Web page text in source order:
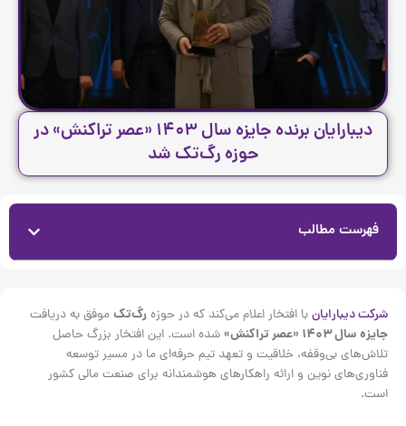
دیبارایان برنده جایزه سال ۱۴۰۳ «عصر تراکنش» در
حوزه رگ‌تک شد
فهرست مطالب
شرکت دیبارایانبا افتخار اعلام می‌کند که در حوزهرگ‌تکموفق به دریافت
جایزه سال ۱۴۰۳ «عصر تراکنش»
شده است. این افتخار بزرگ حاصل
تلاش‌های بی‌وقفه، خلاقیت و تعهد تیم حرفه‌ای ما در مسیر توسعه
فناوری‌های نوین و ارائه راهکارهای هوشمندانه برای صنعت مالی کشور
است.